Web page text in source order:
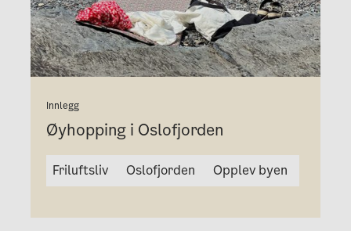
Innlegg
Øyhopping i Oslofjorden
Friluftsliv Oslofjorden Opplev byen